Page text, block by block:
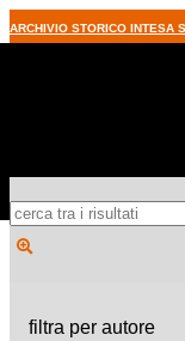
ARCHIVIO STORICO INTESA
filtra per autore